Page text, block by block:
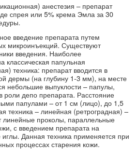
анестезия – препарат
спрея или 5% крема Эмла за 30
введение препарата путем
микроинъекций. Существуют
введения. Наиболее
классическая папульная
техника: препарат вводится в
дермы (на глубину 1-3 мм), на месте
небольшие выпуклости – папулы,
роли депо препарата. Расстояние
папулами – от 1 см (лицо), до 1,5
техника – линейная (ретроградная) –
линейные проколы, параллельные
с введением препарата на
Данная техника применяется при
процессах старения кожи.